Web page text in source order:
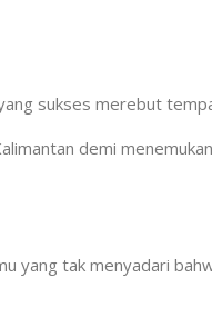
sukses merebut
demi
yang tak menyadari